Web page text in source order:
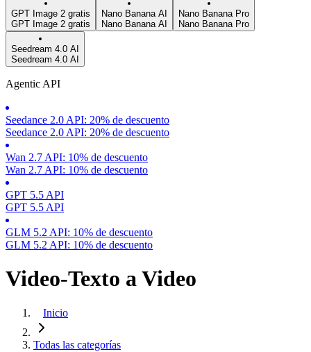
GPT Image 2 gratis
GPT Image 2 gratis
Nano Banana AI
Nano Banana AI
Nano Banana Pro
Nano Banana Pro
Seedream 4.0 AI
Seedream 4.0 AI
Agentic API
Seedance 2.0 API: 20% de descuento
Seedance 2.0 API: 20% de descuento
Wan 2.7 API: 10% de descuento
Wan 2.7 API: 10% de descuento
GPT 5.5 API
GPT 5.5 API
GLM 5.2 API: 10% de descuento
GLM 5.2 API: 10% de descuento
Video-Texto a Video
Inicio
Todas las categorías